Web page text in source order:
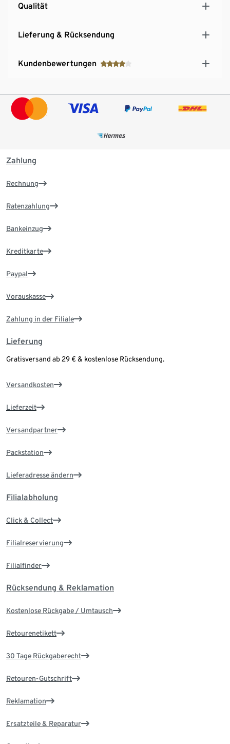
Qualität
Lieferung & Rücksendung
Kundenbewertungen
Zahlung
Rechnung
Ratenzahlung
Bankeinzug
Kreditkarte
Paypal
Vorauskasse
Zahlung in der Filiale
Lieferung
Gratisversand ab 29 € & kostenlose Rücksendung.
Versandkosten
Lieferzeit
Versandpartner
Packstation
Lieferadresse ändern
Filialabholung
Click & Collect
Filialreservierung
Filialfinder
Rücksendung & Reklamation
Kostenlose Rückgabe / Umtausch
Retourenetikett
30 Tage Rückgaberecht
Retouren-Gutschrift
Reklamation
Ersatzteile & Reparatur